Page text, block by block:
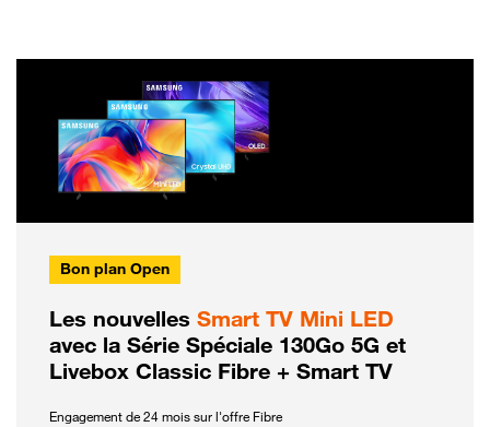
Bon plan Open
Les nouvelles Smart TV Mini LED
avec la Série Spéciale 130Go 5G et
Livebox Classic Fibre + Smart TV
Engagement de 24 mois sur l'offre Fibre